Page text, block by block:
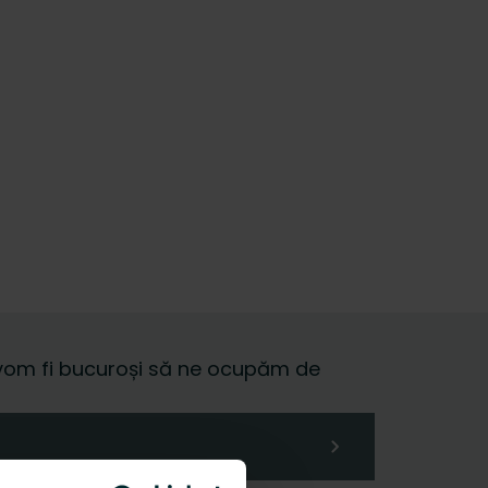
fi bucuroși să ne ocupăm de